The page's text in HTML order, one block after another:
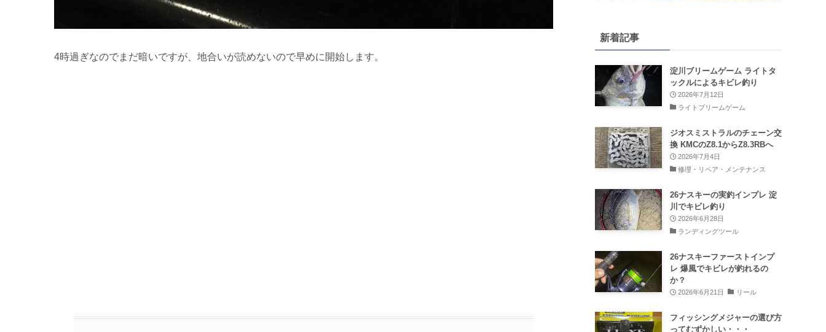
4時過ぎなのでまだ暗いですが、地合いが読めないので早めに開始します。
新着記事
淀川ブリームゲーム ライトタ
ックルによるキビレ釣り
2026年7月12日
ライトブリームゲーム
ジオスミストラルのチェーン交
換 KMCのZ8.1からZ8.3RBへ
2026年7月4日
修理・リペア・メンテナンス
26ナスキーの実釣インプレ 淀
川でキビレ釣り
2026年6月28日
ランディングツール
26ナスキーファーストインプ
レ 爆風でキビレが釣れるの
か？
2026年6月21日 リール
フィッシングメジャーの選び方
ってむずかしい・・・